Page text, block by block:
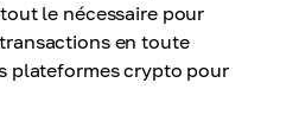
le nécessaire pour
en toute
plateformes crypto pour